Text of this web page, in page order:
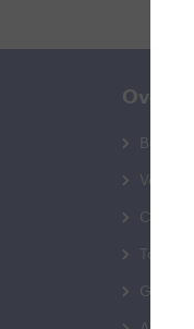
Over
Contact